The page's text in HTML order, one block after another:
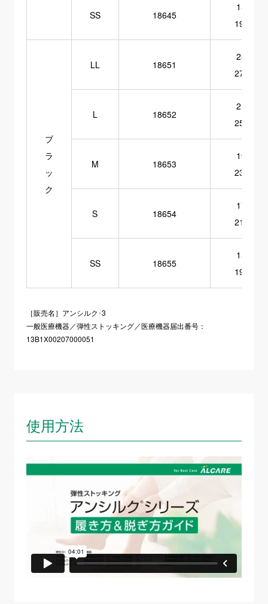
SS 18645
15～
19cm
ブ
ラ
ッ
ク
LL 18651
23～
27cm
L 18652
21～
25cm
M 18653
19～
23cm
S 18654
17～
21cm
SS 18655
15～
19cm
［販売名］アンシルク･3
一般医療機器／弾性ストッキング／医療機器届出番号：
13B1X00207000051
使用方法